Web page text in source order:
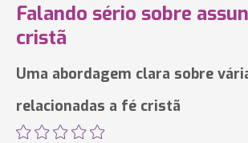
Falando sério sobre
cristã
Uma abordagem clara sobre
relacionadas a fé cristã